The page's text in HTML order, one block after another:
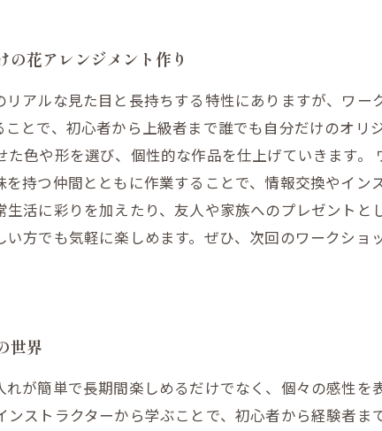
の花アレンジメント作り
アルな見た目と長持ちする特性にありますが、ワ
とで、初心者から上級者まで誰でも自分だけのオリ
色や形を選び、個性的な作品を仕上げていきます
持つ仲間とともに作業することで、情報交換やイ
活に彩りを加えたり、友人や家族へのプレゼントと
方でも気軽に楽しめます。ぜひ、次回のワークショ
世界
が簡単で長期間楽しめるだけでなく、個々の感性を
ストラクターから学ぶことで、初心者から経験者